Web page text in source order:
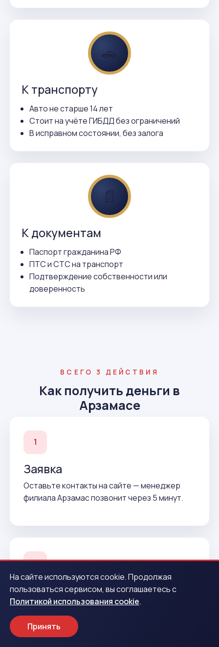
🚗
К транспорту
Авто не старше 14 лет
Стоит на учёте ГИБДД без ограничений
В исправном состоянии, без залога
📄
К документам
Паспорт гражданина РФ
ПТС и СТС на транспорт
Подтверждение собственности или
доверенность
ВСЕГО 3 ДЕЙСТВИЯ
Как получить деньги в
Арзамасе
1
Заявка
Оставьте контакты на сайте — менеджер
филиала Арзамас позвонит через 5 минут.
2
Подтверждение
Согласуем условия и подготовим договор до
вашего приезда.
На сайте используются cookie. Продолжая
пользоваться сервисом, вы соглашаетесь с
Политикой использования cookie.
Принять